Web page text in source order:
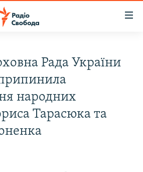
Рада України
народних
Тарасюка та